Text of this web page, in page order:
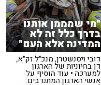
"מי שמממן אותנו
בדרך כלל זה לא
המדינה אלא העם"
דובי ויסנשטרן, מנכ"ל זק"א,
דן בחיוניות של הארגון
למערכה • עוד הוסיף על
אנשי הארגון המתנדבים: